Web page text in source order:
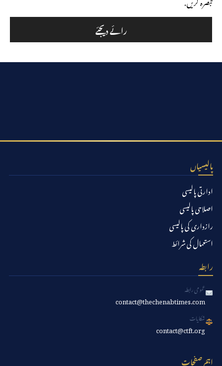
پالیسیاں
ادارتی پالیسی
اصلاحی پالیسی
رازداری کی پالیسی
استعمال کی شرائط
رابطہ
عمومی رابطہ
contact@thechenabtimes.com
شکایات
contact@ctft.org
اہم صفحات